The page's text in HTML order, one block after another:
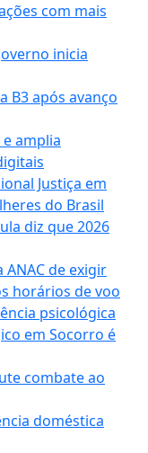
com mais
inicia
B3 após avanço
amplia
Justiça em
do Brasil
diz que 2026
de exigir
horários de voo
psicológica
em Socorro é
combate ao
doméstica